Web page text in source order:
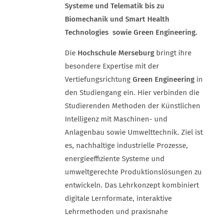
Systeme und Telematik bis zu
Biomechanik und Smart Health
Technologies sowie Green Engineering.
Die Hochschule Merseburg bringt ihre
besondere Expertise mit der
Vertiefungsrichtung Green Engineering in
den Studiengang ein. Hier verbinden die
Studierenden Methoden der Künstlichen
Intelligenz mit Maschinen- und
Anlagenbau sowie Umwelttechnik. Ziel ist
es, nachhaltige industrielle Prozesse,
energieeffiziente Systeme und
umweltgerechte Produktionslösungen zu
entwickeln. Das Lehrkonzept kombiniert
digitale Lernformate, interaktive
Lehrmethoden und praxisnahe